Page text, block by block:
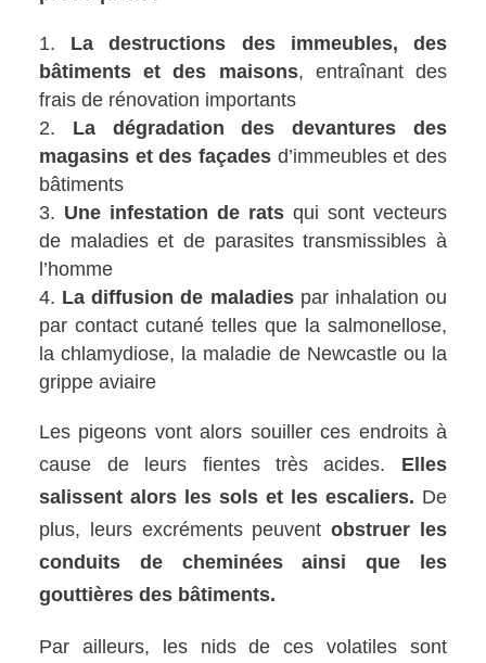
La destructions des immeubles, des
bâtiments et des maisons, entraînant des
frais de rénovation importants
La dégradation des devantures des
magasins et des façades d’immeubles et des
bâtiments
Une infestation de rats qui sont vecteurs
de maladies et de parasites transmissibles à
l’homme
La diffusion de maladiespar inhalation ou
par contact cutané telles que la salmonellose,
la chlamydiose, la maladie de Newcastle ou la
grippe aviaire
Les pigeons vont alors souiller ces endroits à
cause de leurs fientes très acides. Elles
salissent alors les sols et les escaliers. De
plus, leurs excréments peuvent obstruer les
conduits de cheminées ainsi que les
gouttières des bâtiments.
Par ailleurs, les nids de ces volatiles sont